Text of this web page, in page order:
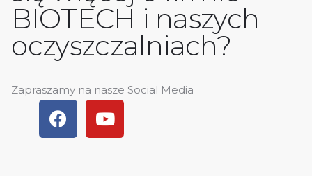
BIOTECH i naszych
oczyszczalniach?
Zapraszamy na nasze Social Media